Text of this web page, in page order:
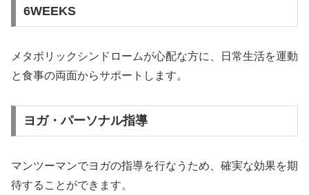
6WEEKS
メタボリックシンドロームが心配な方に、日常生活を運動
と食事の両面からサポートします。
ヨガ・パーソナル指導
マンツーマンでヨガの指導を行なうため、確実な効果を期
待することができます。